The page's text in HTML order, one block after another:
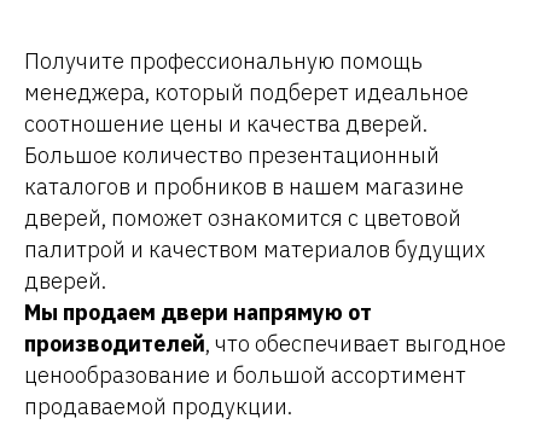
Получите профессиональную помощь
менеджера, который подберет идеальное
соотношение цены и качества дверей.
Большое количество презентационный
каталогов и пробников в нашем магазине
дверей, поможет ознакомится с цветовой
палитрой и качеством материалов будущих
дверей.
Мы продаем двери напрямую от
производителей, что обеспечивает выгодное
ценообразование и большой ассортимент
продаваемой продукции.